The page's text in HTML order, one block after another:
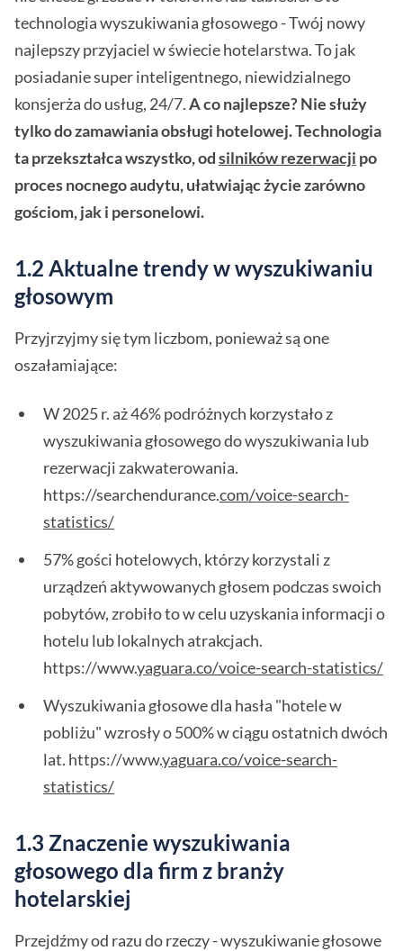
technologia wyszukiwania głosowego - Twój nowy
najlepszy przyjaciel w świecie hotelarstwa. To jak
posiadanie super inteligentnego, niewidzialnego
konsjerża do usług, 24/7.A co najlepsze? Nie służy
tylko do zamawiania obsługi hotelowej. Technologia
ta przekształca wszystko, odsilników rezerwacji po
proces nocnego audytu, ułatwiając życie zarówno
gościom, jak i personelowi.
1.2 Aktualne trendy w wyszukiwaniu
głosowym
Przyjrzyjmy się tym liczbom, ponieważ są one
oszałamiające:
W 2025 r. aż 46% podróżnych korzystało z
wyszukiwania głosowego do wyszukiwania lub
rezerwacji zakwaterowania.
https://searchendurance.com/voice-search-
statistics/
57% gości hotelowych, którzy korzystali z
urządzeń aktywowanych głosem podczas swoich
pobytów, zrobiło to w celu uzyskania informacji o
hotelu lub lokalnych atrakcjach.
https://www.yaguara.co/voice-search-statistics/
Wyszukiwania głosowe dla hasła "hotele w
pobliżu" wzrosły o 500% w ciągu ostatnich dwóch
lat. https://www.yaguara.co/voice-search-
statistics/
1.3 Znaczenie wyszukiwania
głosowego dla firm z branży
hotelarskiej
Przejdźmy od razu do rzeczy - wyszukiwanie głosowe